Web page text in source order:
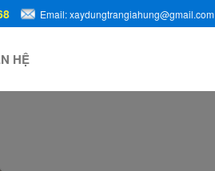
Email: xaydungtrangiahung@gmail.com
HỆ